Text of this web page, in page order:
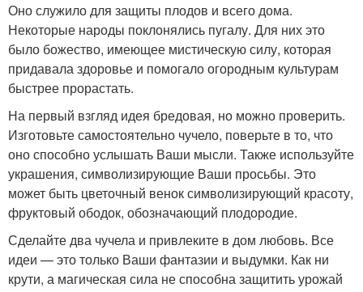
Оно служило для защиты плодов и всего дома.
Некоторые народы поклонялись пугалу. Для них это
было божество, имеющее мистическую силу, которая
придавала здоровье и помогало огородным культурам
быстрее прорастать.
На первый взгляд идея бредовая, но можно проверить.
Изготовьте самостоятельно чучело, поверьте в то, что
оно способно услышать Ваши мысли. Также используйте
украшения, символизирующие Ваши просьбы. Это
может быть цветочный венок символизирующий красоту,
фруктовый ободок, обозначающий плодородие.
Сделайте два чучела и привлеките в дом любовь. Все
идеи — это только Ваши фантазии и выдумки. Как ни
крути, а магическая сила не способна защитить урожай